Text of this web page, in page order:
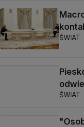
ŚWIAT
ŚWIAT